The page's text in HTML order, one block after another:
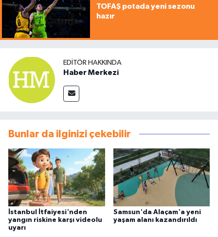
TOFAŞ potada yeni sezonu
hazır
EDITÖR HAKKINDA
Haber Merkezi
Bunlar da ilginizi çekebilir
İstanbul İtfaiyesi'nden
yangın riskine karşı videolu
uyarı
Samsun'da Alaçam'a yeni
yaşam alanı kazandırıldı